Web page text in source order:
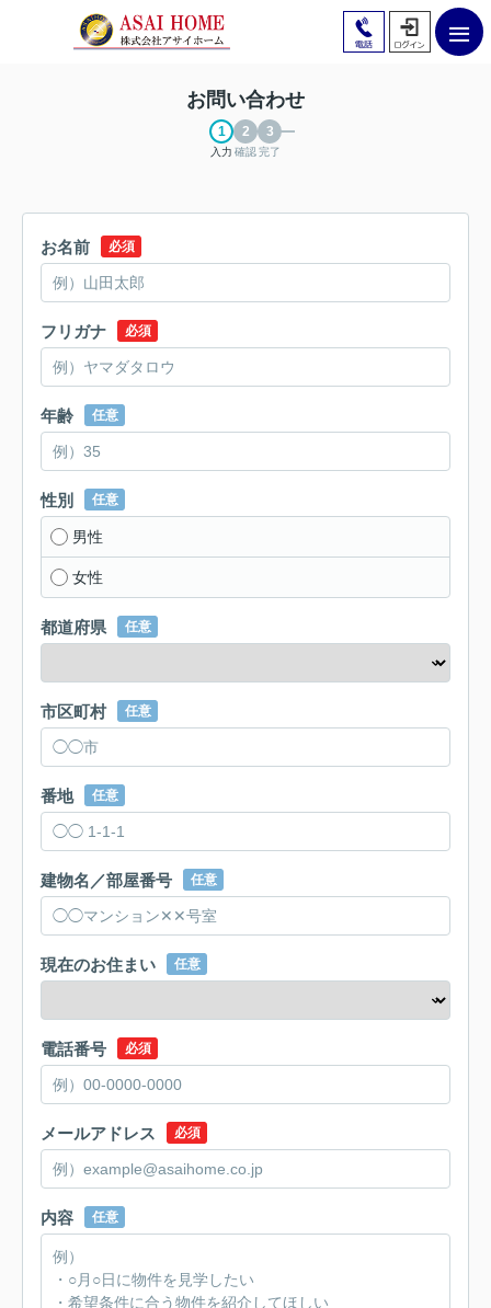
お問い合わせ
入力 確認完了
お名前 必須
フリガナ 必須
年齢 任意
性別 任意
男性
女性
都道府県 任意
市区町村 任意
番地 任意
建物名／部屋番号 任意
現在のお住まい 任意
電話番号 必須
メールアドレス 必須
内容 任意